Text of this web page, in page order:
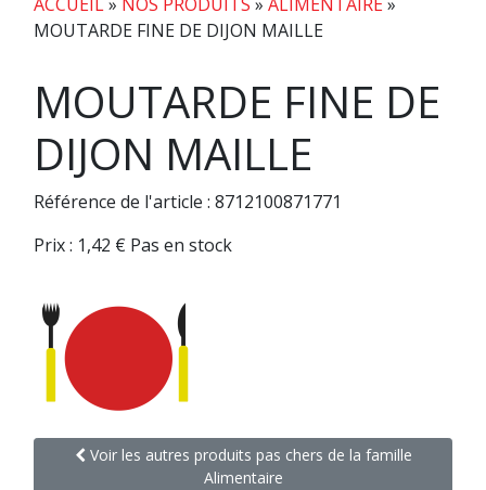
MOUTARDE FINE DE DIJON MAILLE
MOUTARDE FINE DE
DIJON MAILLE
Référence de l'article : 8712100871771
Prix : 1,42 € Pas en stock
Voir les autres produits pas chers de la famille
Alimentaire